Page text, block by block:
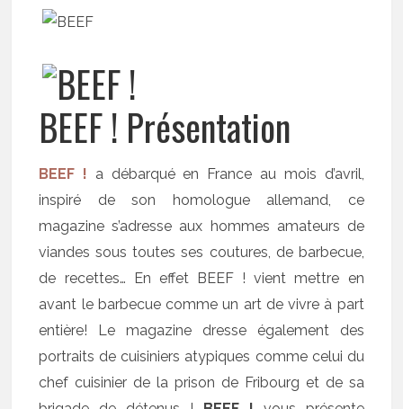
BEEF ! Présentation
BEEF ! a débarqué en France au mois d’avril,
inspiré de son homologue allemand, ce
magazine s’adresse aux hommes amateurs de
viandes sous toutes ses coutures, de barbecue,
de recettes… En effet BEEF ! vient mettre en
avant le barbecue comme un art de vivre à part
entière! Le magazine dresse également des
portraits de cuisiniers atypiques comme celui du
chef cuisinier de la prison de Fribourg et de sa